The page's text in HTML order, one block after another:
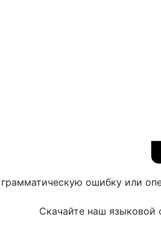
ошибку или
Скачайте наш языковой